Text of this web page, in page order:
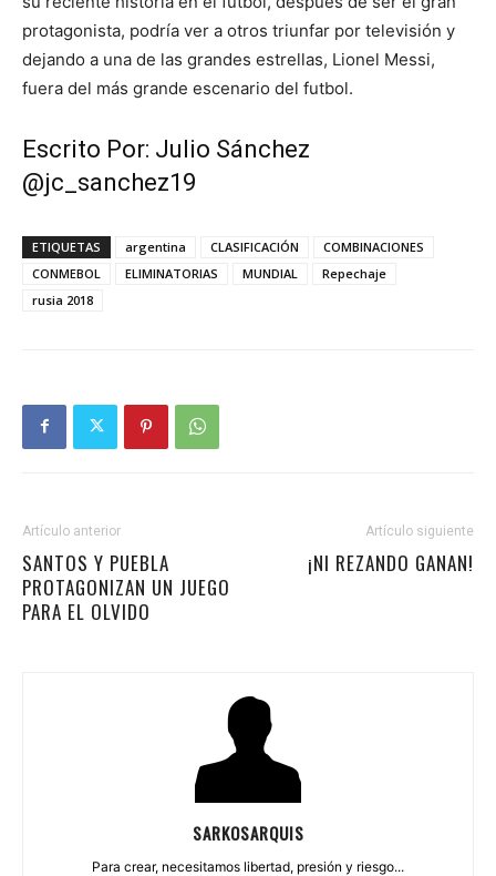
protagonista, podría ver a otros triunfar por televisión y
dejando a una de las grandes estrellas, Lionel Messi,
fuera del más grande escenario del futbol.
Escrito Por: Julio Sánchez
@jc_sanchez19
ETIQUETAS argentina CLASIFICACIÓN
COMBINACIONES
CONMEBOL
ELIMINATORIAS MUNDIAL
Repechaje
rusia 2018
Artículo anterior
SANTOS Y PUEBLA
PROTAGONIZAN UN JUEGO
PARA EL OLVIDO
Artículo siguiente
¡NI REZANDO GANAN!
SARKOSARQUIS
Para crear, necesitamos libertad, presión y riesgo...